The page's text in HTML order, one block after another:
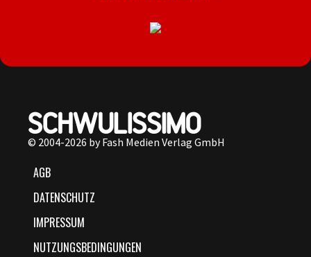
© 2004-2026 by Fash Medien Verlag GmbH
AGB
DATENSCHUTZ
IMPRESSUM
NUTZUNGSBEDINGUNGEN